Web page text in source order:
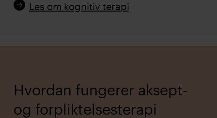
Les om kognitiv terapi
Hvordan fungerer aksept-
og forpliktelsesterapi